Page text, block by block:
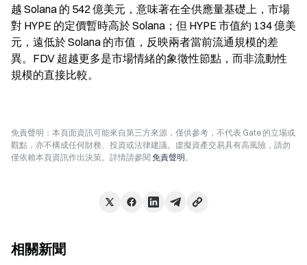
越 Solana 的 542 億美元，意味著在全供應量基礎上，市場
對 HYPE 的定價暫時高於 Solana；但 HYPE 市值約 134 億美
元，遠低於 Solana 的市值，反映兩者當前流通規模的差
異。FDV 超越更多是市場情緒的象徵性節點，而非流動性
規模的直接比較。
免責聲明：本頁面資訊可能來自第三方來源，僅供參考，不代表 Gate 的立場或
觀點，亦不構成任何財務、投資或法律建議。虛擬資產交易具有高風險，請勿
僅依賴本頁資訊作出決策。詳情請參閱免責聲明 。
相關新聞